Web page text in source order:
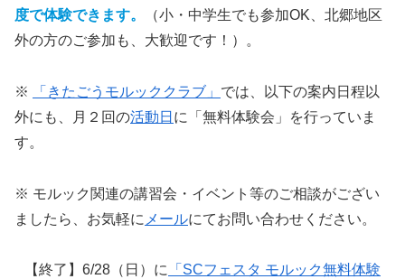
度で体験できます。
（小・中学生でも参加OK、北郷地区
外の方のご参加も、大歓迎です！）。
※ 「きたごうモルッククラブ」 では、以下の案内日程以
外にも、月２回の活動日 に「無料体験会」を行っていま
す。
※ モルック関連の講習会・イベント等のご相談がござい
ましたら、お気軽に メールにてお問い合わせください。
【終了】6/28（日）に
「SCフェスタ モルック無料体験